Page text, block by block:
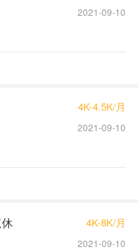
2021-09-10
4K-4.5K/月
2021-09-10
4K-8K/月
2021-09-10